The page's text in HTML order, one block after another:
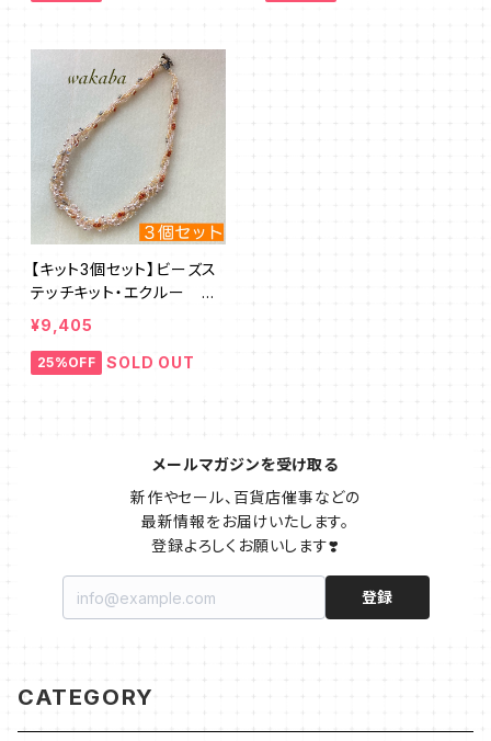
【キット3個セット】ビーズス
テッチキット・エクルー デ
ザイン：清水理子
¥9,405
25%OFF SOLD OUT
メールマガジンを受け取る
新作やセール、百貨店催事などの
最新情報をお届けいたします。
登録よろしくお願いします❣️
登録
CATEGORY